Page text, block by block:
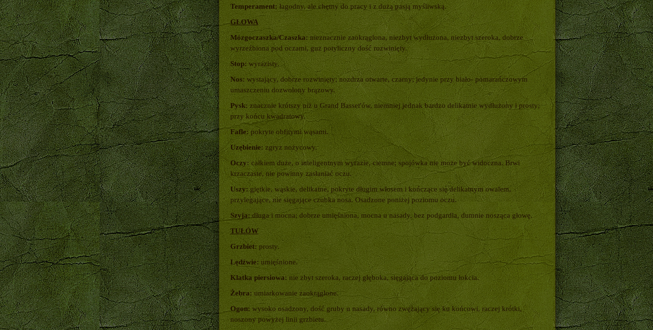
Temperament:łagodny, ale chętny do pracy i z dużą pasją myśliwską.
GŁOWA
Mózgoczaszka/Czaszka: nieznacznie zaokrąglona, niezbyt wydłużona, niezbyt szeroka, dobrze
wyrzeźbiona pod oczami, guz potyliczny dość rozwinięty.
Stop:wyrazisty.
Nos: wystający, dobrze rozwinięty; nozdrza otwarte, czarny; jedynie przy biało- pomarańczowym
umaszczeniu dozwolony brązowy.
Pysk:znacznie krótszy niż u Grand Basset'ów, niemniej jednak bardzo delikatnie wydłużony i prosty;
przy końcu kwadratowy.
Fafle:pokryte obfitymi wąsami.
Uzębienie:zgryz nożycowy.
Oczy:całkiem duże, o inteligentnym wyrazie, ciemne; spojówka nie może być widoczna. Brwi
krzaczaste, nie powinny zasłaniać oczu.
Uszy:giętkie, wąskie, delikatne, pokryte długim włosem i kończące się delikatnym owalem,
przylegające, nie sięgające czubka nosa. Osadzone poniżej poziomu oczu.
Szyja:długa i mocna; dobrze umięśniona, mocna u nasady, bez podgardla, dumnie nosząca głowę.
TUŁÓW
Grzbiet:prosty.
Lędźwie:umięśnione.
Klatka piersiowa:nie zbyt szeroka, raczej głęboka, sięgająca do poziomu łokcia.
Żebra:umiarkowanie zaokrąglone.
Ogon: wysoko osadzony, dość gruby u nasady, równo zwężający się ku końcowi, raczej krótki,
noszony powyżej linii grzbietu.